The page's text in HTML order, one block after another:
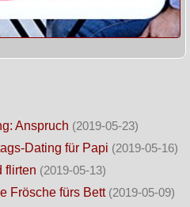
Anspruch (2019-05-23)
Dating für Papi (2019-05-16)
flirten (2019-05-13)
Frösche fürs Bett (2019-05-09)